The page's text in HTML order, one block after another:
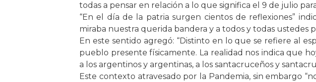
todas a pensar en relación a lo que significa el 9 de julio
“En el día de la patria surgen cientos de reflexiones”
miraba nuestra querida bandera y a todos y todas ustedes
En este sentido agregó: “Distinto en lo que se refiere al
pueblo presente físicamente. La realidad nos indica que
a los argentinos y argentinas, a los santacruceños y
Este contexto atravesado por la Pandemia, sin embargo